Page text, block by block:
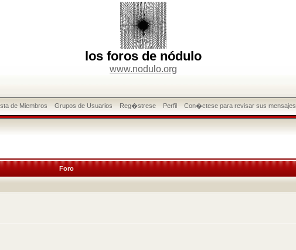
los foros de nódulo
www.nodulo.org
de Miembros Grupos de Usuarios Reg�strese Perfil Con�ctese para revisar sus mensajes
Foro